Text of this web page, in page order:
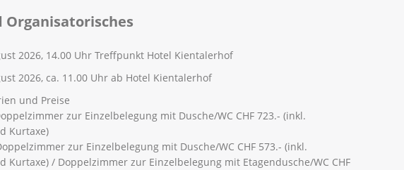
Organisatorisches
2026, 14.00 Uhr Treffpunkt Hotel Kientalerhof
2026, ca. 11.00 Uhr ab Hotel Kientalerhof
und Preise
zur Einzelbelegung mit Dusche/WC CHF 723.- (inkl.
Kurtaxe)
zur Einzelbelegung mit Dusche/WC CHF 573.- (inkl.
Kurtaxe) / Doppelzimmer zur Einzelbelegung mit Etagendusche/WC CHF